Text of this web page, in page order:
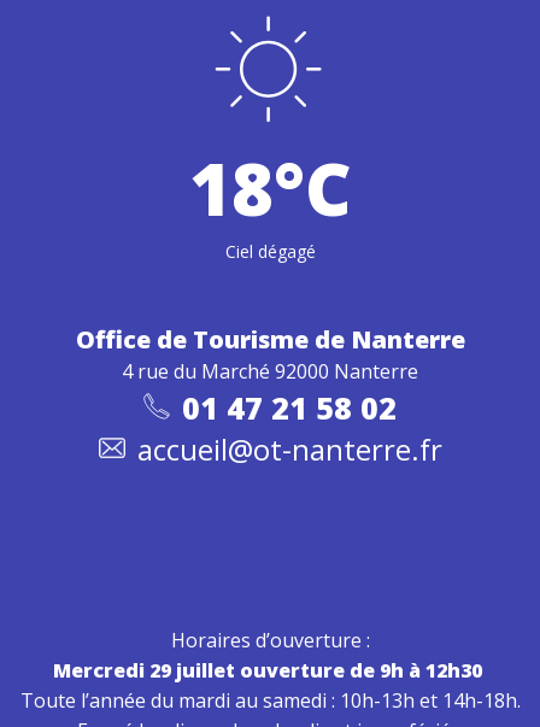
18°C
Ciel dégagé
Office de Tourisme de Nanterre
4 rue du Marché 92000 Nanterre
01 47 21 58 02
accueil@ot-nanterre.fr
Horaires d’ouverture :
Mercredi 29 juillet ouverture de 9h à 12h30
Toute l’année du mardi au samedi : 10h-13h et 14h-18h.